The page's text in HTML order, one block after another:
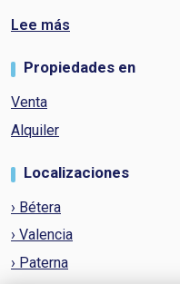
Lee más
Propiedades en
Venta
Alquiler
Localizaciones
› Bétera
› Valencia
› Paterna